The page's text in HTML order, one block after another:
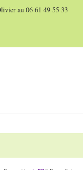
au 06 61 49 55 33